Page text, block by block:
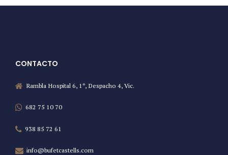
CONTACTO
Rambla Hospital 6, 1º, Despacho 4, Vic.
682 75 10 70
938 85 72 61
info@bufetcastells.com